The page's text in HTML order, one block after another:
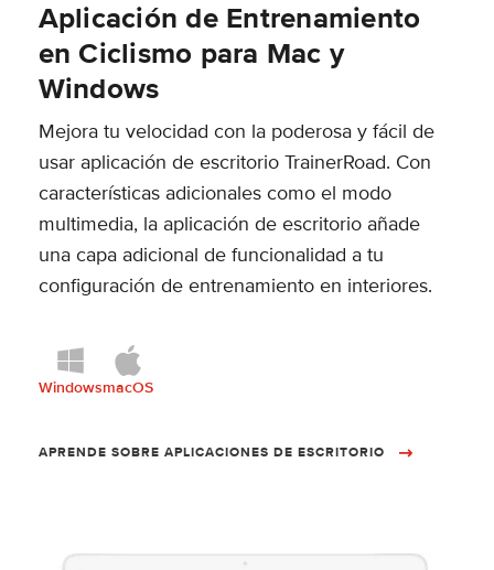
Aplicación de Entrenamiento
en Ciclismo para Mac y
Windows
Mejora tu velocidad con la poderosa y fácil de
usar aplicación de escritorio TrainerRoad. Con
características adicionales como el modo
multimedia, la aplicación de escritorio añade
una capa adicional de funcionalidad a tu
configuración de entrenamiento en interiores.
WindowsmacOS
APRENDE SOBRE APLICACIONES DE ESCRITORIO